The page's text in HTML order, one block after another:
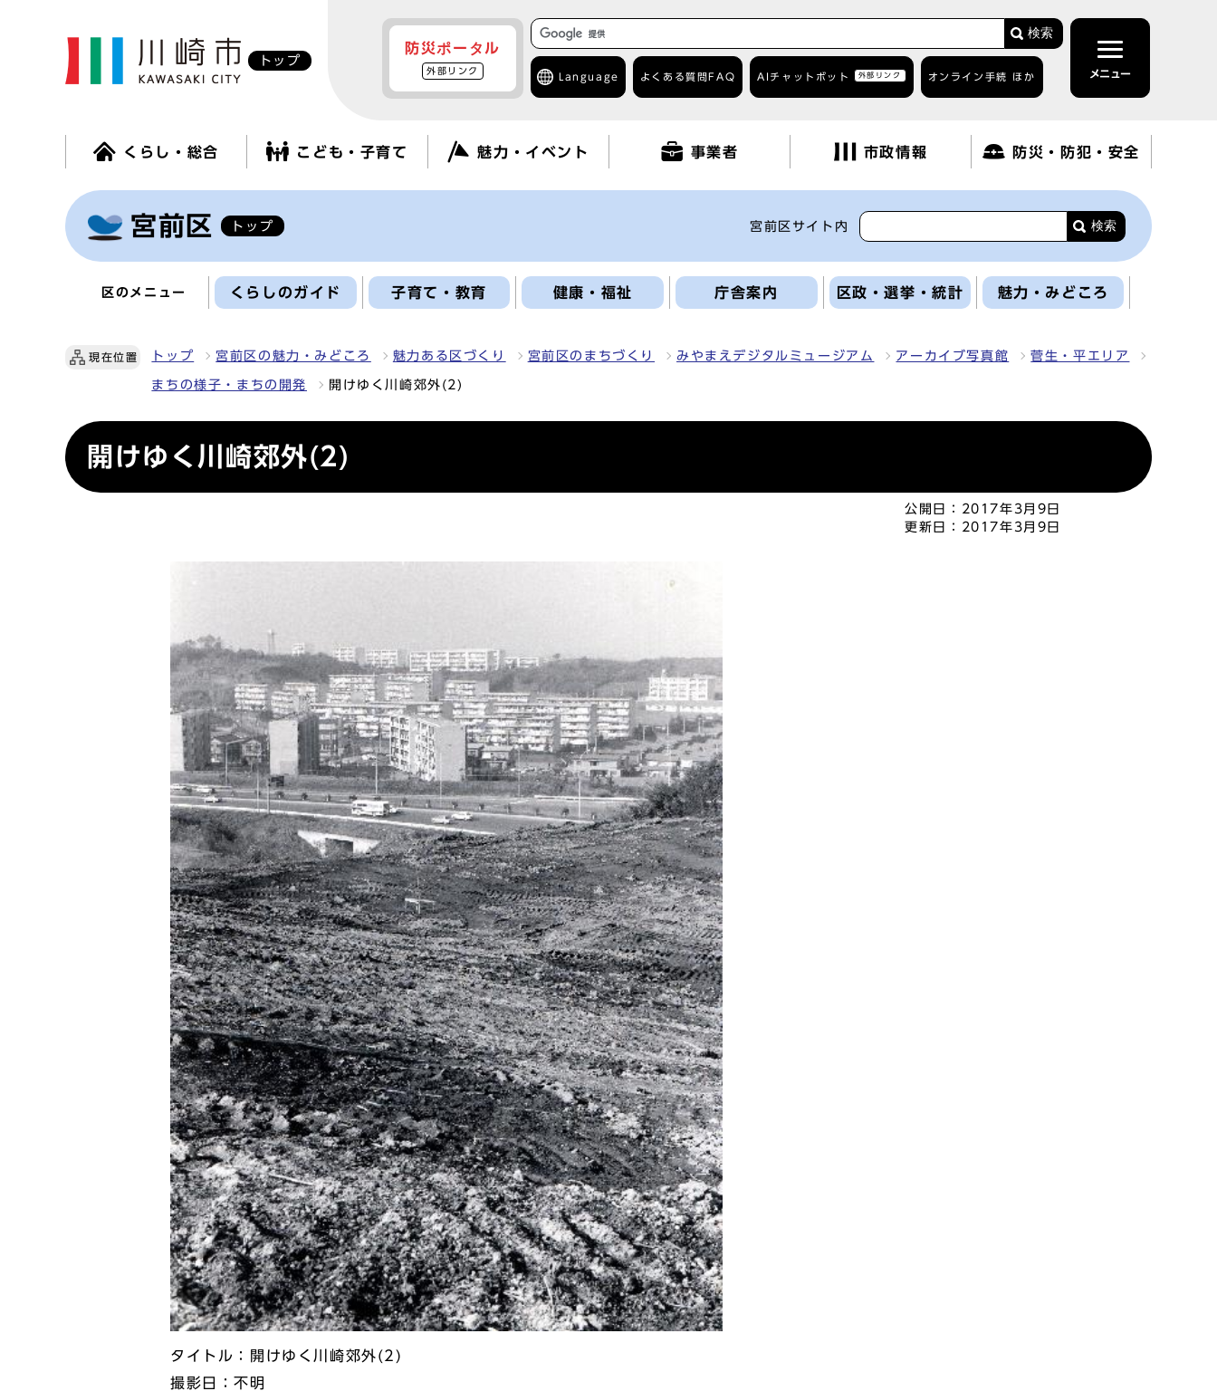
トップ
防災ポータル
外部リンク
検索
Language よくある質問 FAQ AIチャットボット 外部リンク オンライン手続 ほか メニュー
くらし・総合 こども・子育て 魅力・イベント 事業者 市政情報 防災・防犯・安全
宮前区 トップ 宮前区サイト内 検索
区のメニュー くらしのガイド 子育て・教育 健康・福祉 庁舎案内 区政・選挙・統計 魅力・みどころ
現在位置 トップ 宮前区の魅力・みどころ 魅力ある区づくり 宮前区のまちづくり みやまえデジタルミュージアム アーカイブ写真館 菅生・平エリア
まちの様子・まちの開発 開けゆく川崎郊外(2)
開けゆく川崎郊外(2)
公開日：
2017年3月9日
更新日：
2017年3月9日
タイトル：開けゆく川崎郊外(2)
撮影日：不明